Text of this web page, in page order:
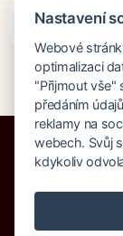
Nastavení
Webové
optimalizaci
"Přijmout vše"
předáním
reklamy na
webech. Svůj
kdykoliv